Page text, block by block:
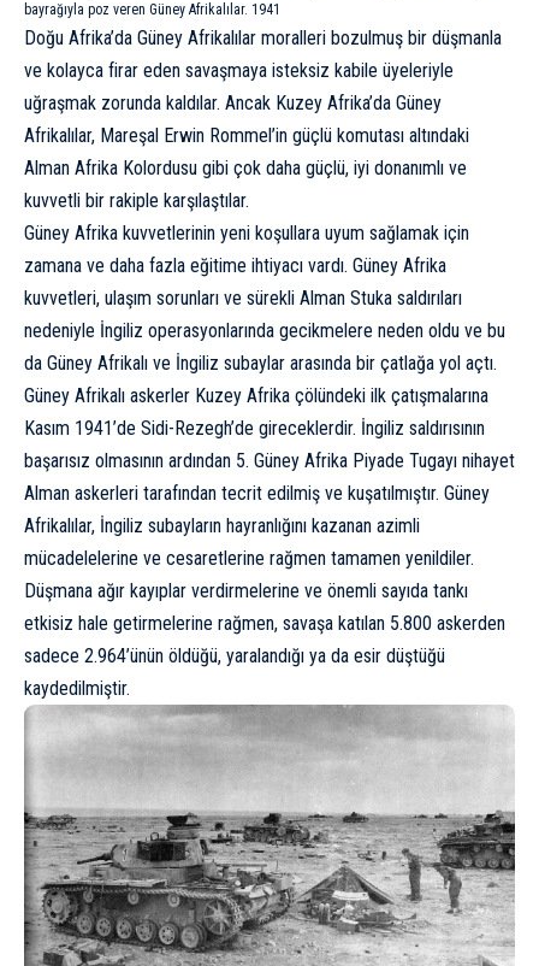
bayrağıyla poz veren Güney Afrikalılar. 1941
Doğu Afrika’da Güney Afrikalılar moralleri bozulmuş bir düşmanla
ve kolayca firar eden savaşmaya isteksiz kabile üyeleriyle
uğraşmak zorunda kaldılar. Ancak Kuzey Afrika’da Güney
Afrikalılar, Mareşal Erwin Rommel’in güçlü komutası altındaki
Alman Afrika Kolordusu gibi çok daha güçlü, iyi donanımlı ve
kuvvetli bir rakiple karşılaştılar.
Güney Afrika kuvvetlerinin yeni koşullara uyum sağlamak için
zamana ve daha fazla eğitime ihtiyacı vardı. Güney Afrika
kuvvetleri, ulaşım sorunları ve sürekli Alman Stuka saldırıları
nedeniyle İngiliz operasyonlarında gecikmelere neden oldu ve bu
da Güney Afrikalı ve İngiliz subaylar arasında bir çatlağa yol açtı.
Güney Afrikalı askerler Kuzey Afrika çölündeki ilk çatışmalarına
Kasım 1941’de Sidi-Rezegh’de gireceklerdir. İngiliz saldırısının
başarısız olmasının ardından 5. Güney Afrika Piyade Tugayı nihayet
Alman askerleri tarafından tecrit edilmiş ve kuşatılmıştır. Güney
Afrikalılar, İngiliz subayların hayranlığını kazanan azimli
mücadelelerine ve cesaretlerine rağmen tamamen yenildiler.
Düşmana ağır kayıplar verdirmelerine ve önemli sayıda tankı
etkisiz hale getirmelerine rağmen, savaşa katılan 5.800 askerden
sadece 2.964’ünün öldüğü, yaralandığı ya da esir düştüğü
kaydedilmiştir.